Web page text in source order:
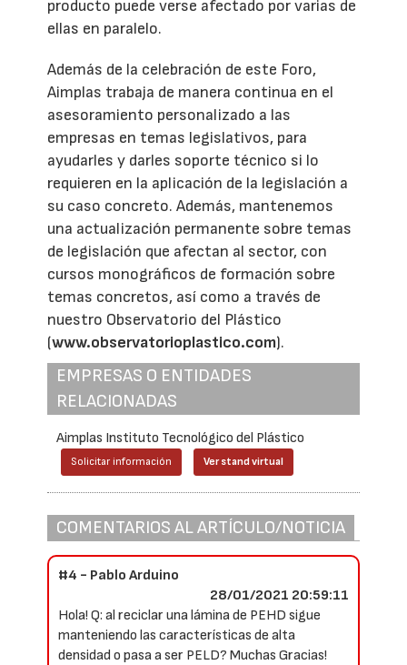
producto puede verse afectado por varias de
ellas en paralelo.
Además de la celebración de este Foro,
Aimplas trabaja de manera continua en el
asesoramiento personalizado a las
empresas en temas legislativos, para
ayudarles y darles soporte técnico si lo
requieren en la aplicación de la legislación a
su caso concreto. Además, mantenemos
una actualización permanente sobre temas
de legislación que afectan al sector, con
cursos monográficos de formación sobre
temas concretos, así como a través de
nuestro Observatorio del Plástico
(www.observatorioplastico.com).
EMPRESAS O ENTIDADES
RELACIONADAS
Aimplas Instituto Tecnológico del Plástico
Solicitar información Ver stand virtual
COMENTARIOS AL ARTÍCULO/NOTICIA
#4 - Pablo Arduino
28/01/2021 20:59:11
Hola! Q: al reciclar una lámina de PEHD sigue
manteniendo las características de alta
densidad o pasa a ser PELD? Muchas Gracias!